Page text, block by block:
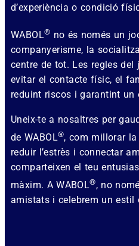
d’experiència o condició
WABOL® no és només un
companyerisme, la
centre de tot. Les regles del
evitar el contacte físic, el
reduint riscos i garantint un
Uneix-te a nosaltres per
de WABOL®, com millorar
reduir l’estrès i connectar
comparteixen el teu
màxim. A WABOL®, no
amistats i celebrem un estil